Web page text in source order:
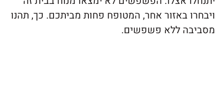
באזור אחר, המטופח פחות מביתכם. כך, תהנו
ללא פשפשים.